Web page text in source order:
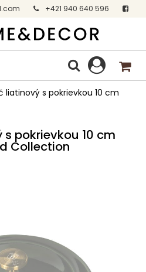
+421 940 640 596
liatinový s pokrievkou 10 cm
pokrievkou 10 cm
Collection